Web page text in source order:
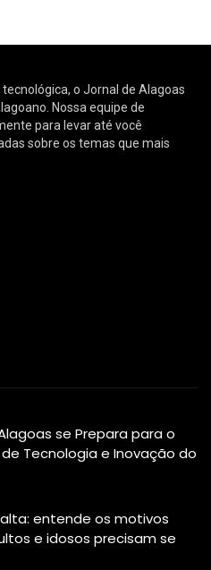
o Jornal de Alagoas
Nossa equipe de
para levar até você
sobre os temas que mais
se Prepara para o
Tecnologia e Inovação do
entende os motivos
e idosos precisam se